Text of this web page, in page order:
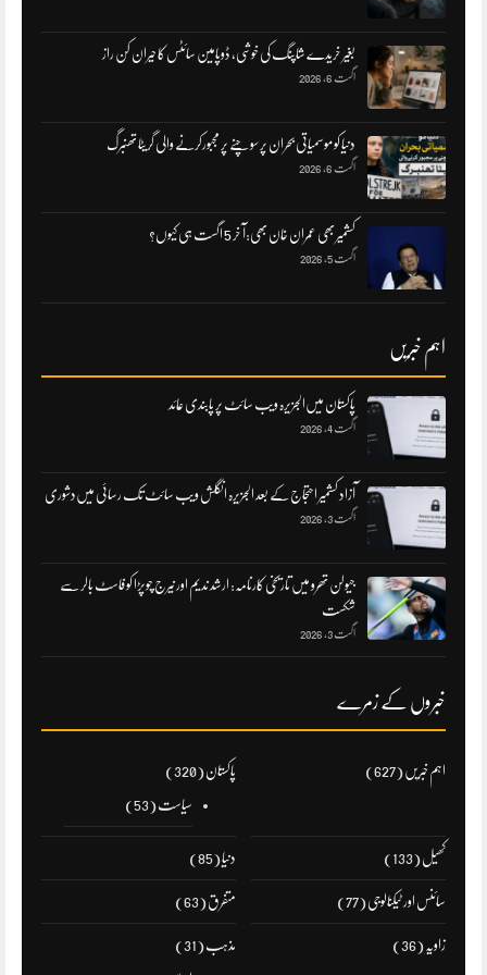
بغیر خریدے شاپنگ کی خوشی، ڈوپامین سائٹس کا حیران کن راز
اگست 6, 2026
دنیا کو موسمیاتی بحران پر سوچنے پر مجبورکرنے والی گریٹا تھنبرگ
اگست 6, 2026
کشمیر بھی عمران خان بھی:آ خر 5 اگست ہی کیوں؟
اگست 5, 2026
اہم خبریں
پاکستان میں‌الجزیرہ ویب سائٹ پر پابندی عائد
اگست 4, 2026
آزاد کشمیر احتجاج کے بعد الجزیرہ انگلش ویب سائٹ تک رسائی میں‌دشوری
اگست 3, 2026
جیولن تھرو میں تاریخی کارنامہ: ارشد ندیم اور نیرج چوپڑا کو فاسٹ بالر سے
شکست
اگست 3, 2026
خبروں کے زمرے
اہم خبریں(627) پاکستان(320)
سیاست(53)
کھیل(133) دنیا(85)
سائنس اور ٹیکنالوجی(77) متفرق(63)
زاویہ (36) مذہب(31)